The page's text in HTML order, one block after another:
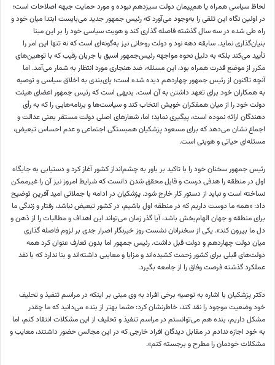
لحاظ سیاسی همراه یا هم‌پیمان دولت سیزدهم نبوده و مورد حمایت جبهه اصلاحات است؛
در اولین نگاه این تلقی را به‌وجود می‌آورد که رئیس جمهور جدید می‌بایست ابتدا میان خود و
راه طی شده در سه سال گذشته فاصله گذاری کند و هویت سیاسی خود را بر این مبنا
بنیان‌گذاری نماید. سابقه دهه نود و دولت روحانی نیز به‌گونه‌ای است که نه تنها این امر را
تأیید می‌کند بلکه به دلیل نحوه مواجهه رئیس‌جمهور اسبق با جریان رقیب که با توهین‌های
مکرر از موضع قدرت همراه بود، این مسئله، ضد هنجاری مورد انتظار به شمار می‌آمد. اما
آنچه تاکنون از رئیس جمهور چهاردهم دیده شده است؛ پای‌بندی به اخلاق سیاسی و توصیه
به همکاران خود برای تعهد داشتن به آن است. بدیهی است که رئیس جمهور اعضای هیئت
دولت خود را از میان همفکران خویش انتخاب کند و سیاست‌ها و برنامه‌هایی را که به رأی
دهندگان ارائه نموده است، پیگیری نماید؛ اما، شعارهای اصلی دولت مستقر یعنی عدالت و
اجماع نشان می‌دهد که برای مسعود پزشکیان همبستگی اجتماعی و عدم احساس تبعیض،
مسئله‌ای حیاتی و هویتی است.
رئیس جمهور سخنان خود را با تاکید بر باور به چشم‌انداز کشور آغاز کرد و دستیابی به جایگاه
اول در منطقه را هدفی درست و قابل محقق شدن دانست که شرایط امروز نیز آن را غیرممکن
نساخته است و نباید از دستور کار خارج شود. پزشکیان در ادامه با جملاتی امید آفرین توضیح
داد: «همه ما دوست داریم که در منطقه اول باشیم، در کشور تبعیض نباشد، رفتار و زندگی ما
برای منطقه و جهان الهام‌بخش باشد، آیا گذر زمان می‌تواند این اهداف و مطالبات را از ذهن و
دل ما بیرون کند». یکی از سخنرانان نشست روز خبرنگار اصرار جدی بر لزوم فاصله گذاری
میان دولت چهاردهم و دولت قبل داشت. رئیس جمهور اما بدون تعارف عنوان کرد همه
دولت‌های قبلی برای کشور زحمت کشیده‌اند و مزایا و معایبی داشته‌اند و بنا ندارد که با نقد
عملکرد گذشته فرصت وفاق را از جامعه بگیرد.
دکتر پزشکیان با اشاره به توصیه برخی افراد به وی مبنی بر اینکه در مراسم تنفیذ و تحلیف
خود وضعیت موجود را نقد کند، خاطرنشان کرد: «شما بهتر از بنده می‌دانید که ما چقدر
مشکل داریم، بنده هم می‌توانستم در مراسم تنفیذ و تحلیف از این مشکلات انتقاد کنم، اما
به خود اجازه ندادم در مقابل دیدگان افراد خارجی که در این مجالس حضور داشتند، معایب و
مشکلات خودمان را مطرح و برجسته کنم».